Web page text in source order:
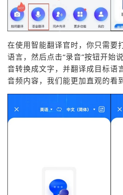
在使用智能翻译官时，你只需要
语言，然后点击“录音”按钮开始
音转换成文字，并翻译成目标语
音频内容，我们能更加直观的看